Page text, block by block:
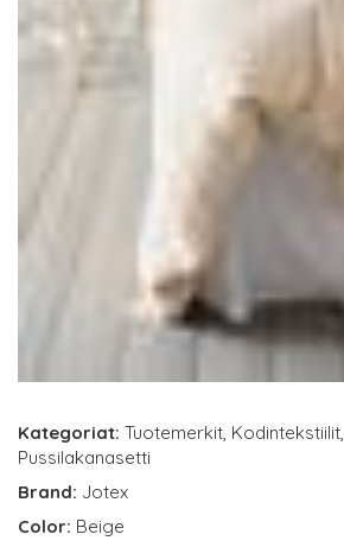
Kategoriat: Tuotemerkit, Kodintekstiilit,
Pussilakanasetti
Brand: Jotex
Color: Beige